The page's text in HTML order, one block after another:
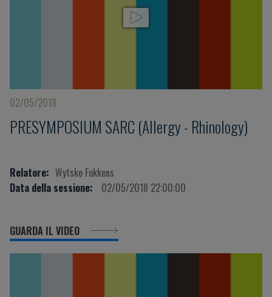
02/05/2018
PRESYMPOSIUM SARC (Allergy - Rhinology)
Relatore: Wytske Fokkens
Data della sessione:
02/05/2018 22:00:00
GUARDA IL VIDEO